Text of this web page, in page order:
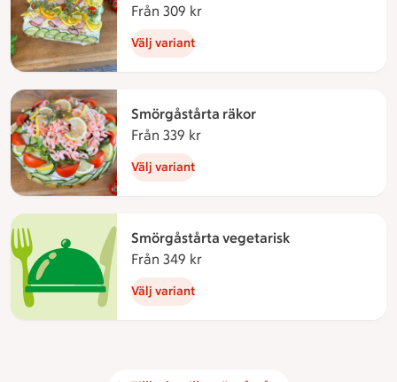
Från 309 kr
Välj variant
Smörgåstårta räkor
Från 339 kr
Välj variant
Smörgåstårta vegetarisk
Från 349 kr
Välj variant